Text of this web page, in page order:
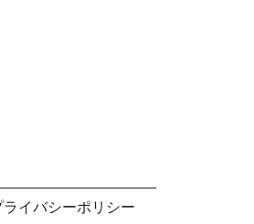
ライバシーポリシー